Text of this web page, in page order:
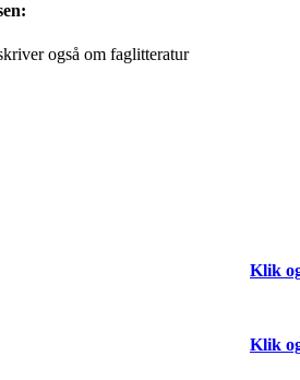
også om faglitteratur
Klik
Klik